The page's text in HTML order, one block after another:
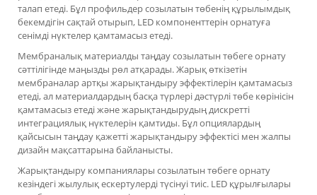
талап етеді. Бұл профильдер созылатын төбенің құрылымдық
бекемдігін сақтай отырып, LED компоненттерін орнатуға
сенімді нүктелер қамтамасыз етеді.
Мембраналық материалды таңдау созылатын төбеге орнату
сәттілігінде маңызды рөл атқарады. Жарық өткізетін
мембраналар артқы жарықтандыру эффектілерін қамтамасыз
етеді, ал материалдардың басқа түрлері дәстүрлі төбе көрінісін
қамтамасыз етеді және жарықтандырудың дискретті
интеграциялық нүктелерін қамтиды. Бұл опциялардың
қайсысын таңдау қажетті жарықтандыру эффектісі мен жалпы
дизайн мақсаттарына байланысты.
Жарықтандыру компаниялары созылатын төбеге орнату
кезіндегі жылулық ескертулерді түсінуі тиіс. LED құрылғылары